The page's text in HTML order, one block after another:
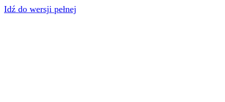
Idź do wersji pełnej